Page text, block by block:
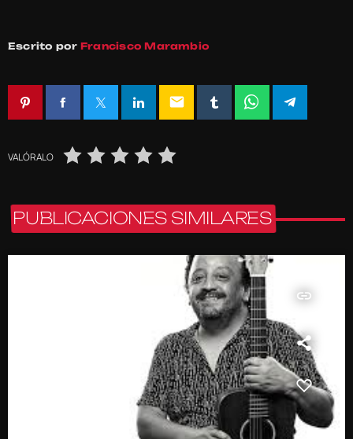
Escrito por Francisco Marambio
email
VALÓRALO
PUBLICACIONES SIMILARES
insert_link